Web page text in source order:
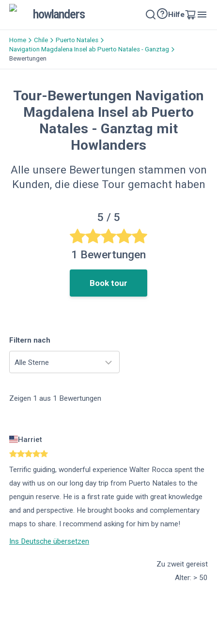
howlanders Hilfe
Home Chile
Puerto Natales
Navigation Magdalena Insel ab Puerto Natales - Ganztag
Bewertungen
Tour-Bewertungen Navigation
Magdalena Insel ab Puerto
Natales - Ganztag mit
Howlanders
Alle unsere Bewertungen stammen von
Kunden, die diese Tour gemacht haben
5 / 5
1 Bewertungen
Book tour
Filtern nach
Alle Sterne
Zeigen 1 aus 1 Bewertungen
Harriet
Terrific guiding, wonderful experience Walter Rocca spent the
day with us on our long day trip from Puerto Natales to the
penguin reserve. He is a first rate guide with great knowledge
and and perspective. He brought books and complementary
maps to share. I recommend asking for him by name!
Ins Deutsche übersetzen
Zu zweit gereist
Alter: > 50